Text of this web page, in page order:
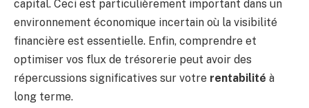
capital. Ceci est particulièrement important dans un
environnement économique incertain où la visibilité
financière est essentielle. Enfin, comprendre et
optimiser vos flux de trésorerie peut avoir des
répercussions significatives sur votre rentabilité à
long terme.